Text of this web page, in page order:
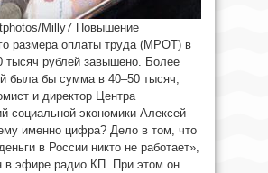
Milly7 Повышение
размера оплаты труда (МРОТ) в
тысяч рублей завышено. Более
была бы сумма в 40–50 тысяч,
и директор Центра
социальной экономики Алексей
именно цифра? Дело в том, что
в России никто не работает»,
в эфире радио КП. При этом он